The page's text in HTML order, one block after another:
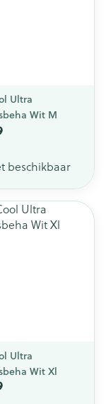
Ultra
Wit M
beschikbaar
Ultra
Wit Xl